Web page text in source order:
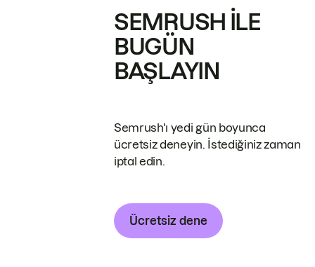
SEMRUSH ILE
BUGÜN
BAŞLAYIN
Semrush'ı yedi gün boyunca
ücretsiz deneyin. İstediğiniz zaman
iptal edin.
Ücretsiz dene